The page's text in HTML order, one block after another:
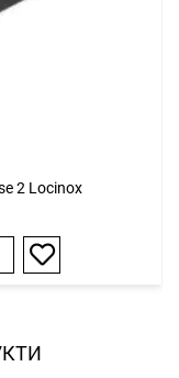
2 Locinox
Добави